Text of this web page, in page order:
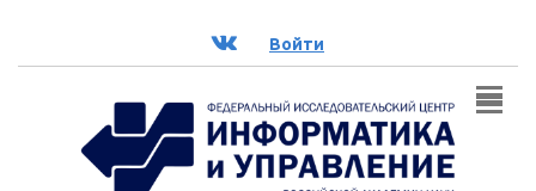
ВК Войти